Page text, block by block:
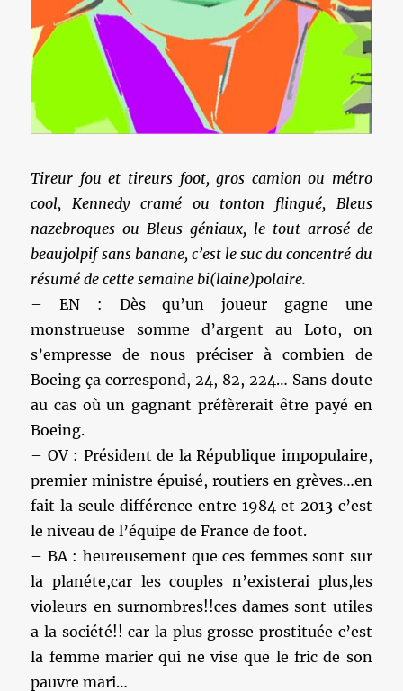
Tireur fou et tireurs foot, gros camion ou métro
cool, Kennedy cramé ou tonton flingué, Bleus
nazebroques ou Bleus géniaux, le tout arrosé de
beaujolpif sans banane, c’est le suc du concentré du
résumé de cette semaine bi(laine)polaire.
– EN : Dès qu’un joueur gagne une
monstrueuse somme d’argent au Loto, on
s’empresse de nous préciser à combien de
Boeing ça correspond, 24, 82, 224… Sans doute
au cas où un gagnant préfèrerait être payé en
Boeing.
– OV : Président de la République impopulaire,
premier ministre épuisé, routiers en grèves…en
fait la seule différence entre 1984 et 2013 c’est
le niveau de l’équipe de France de foot.
– BA : heureusement que ces femmes sont sur
la planéte,car les couples n’existerai plus,les
violeurs en surnombres!!ces dames sont utiles
a la société!! car la plus grosse prostituée c’est
la femme marier qui ne vise que le fric de son
pauvre mari…